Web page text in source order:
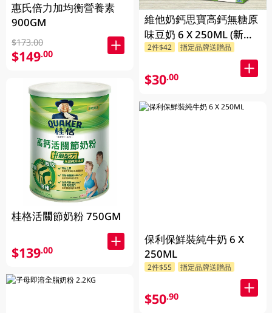
惠氏倍力加均衡營養素
900GM
$173.00
$149.00
桂格活關節奶粉 750GM
$139.00
維他奶鈣思寶高鈣無糖原
味豆奶 6 X 250ML (新舊
包裝隨機發貨)
2件$42 指定品牌送贈品
$30.00
保利保鮮裝純牛奶 6 X
250ML
2件$55 指定品牌送贈品
$50.90